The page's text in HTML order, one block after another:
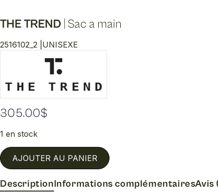
THE TREND Sac a main
2516102_2 | UNISEXE
305.00$
1 en stock
AJOUTER AU PANIER
DescriptionInformations complémentairesAvis